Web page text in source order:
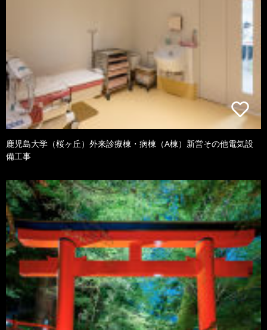
鹿児島大学（桜ヶ丘）外来診療棟・病棟（A棟）新営その他電気設
備工事